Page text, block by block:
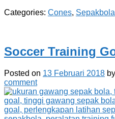
Categories: Cones, Sepakbola
Soccer Training
Posted on 13 Februari 2018 by
comment